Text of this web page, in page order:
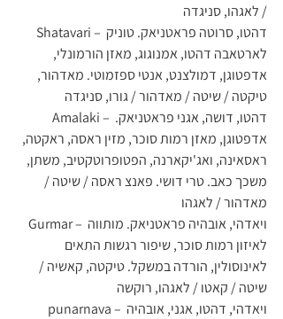
/ לאגהו, סניגדה
Shatavari – דהטו, סרוטה פראטניאק. טוניק
לארטאבה דהטו, אמנוגוג, מאזן הורמונלי,
אדפטוגן, דמולצנט, אנטי ספזמוטי. מאדהור,
טיקטה / שיטה / מאדהור / גורו, סניגדה
Amalaki – דהטו, דושה, אגני פראטניאק.
אדפטוגן, מאזן רמות סוכר, מזין ראסה, ראקטה,
ראסאינה, ואג'יקארנה, הפטופרוטקטיב, משתן,
משכך כאב. טרי דושי. פאנצ ראסה / שיטה /
מאדהור / לאגהו
Gurmar – ויאדהי, אובהיה פראטניאק. מותווה
לאיזון רמות סוכר, שיפור רגשות התאים
לאינוסולין, הורדה במשקל. טיקטה, קאשיה /
שיטה / קאטו / לאגהו, רוקשה
punarnava – ויאדהי, דהטו, אגני, אובהיה